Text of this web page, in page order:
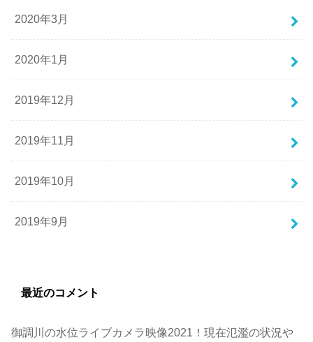
2020年3月
2020年1月
2019年12月
2019年11月
2019年10月
2019年9月
最近のコメント
御調川の水位ライブカメラ映像2021！現在氾濫の状況や